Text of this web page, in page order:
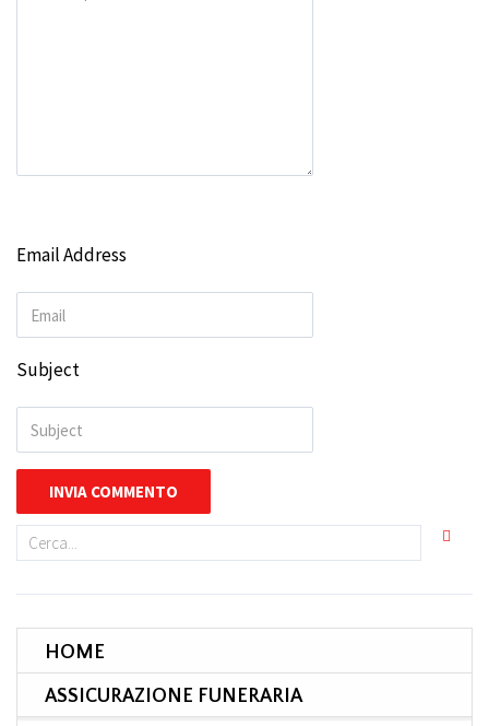
Email Address
Subject
HOME
ASSICURAZIONE FUNERARIA